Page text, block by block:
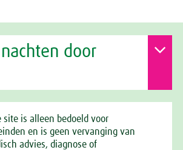
door
site is alleen bedoeld voor
en is geen vervanging van
advies, diagnose of